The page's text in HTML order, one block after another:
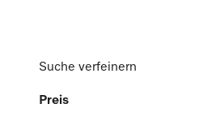
Suche verfeinern
Preis